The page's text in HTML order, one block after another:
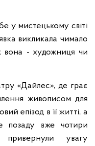
у мистецькому світі
викликала чимало
вона - художниця чи
«Дайлес», де грає
живописом для
епізод в її житті, а
позаду вже чотири
привернули увагу